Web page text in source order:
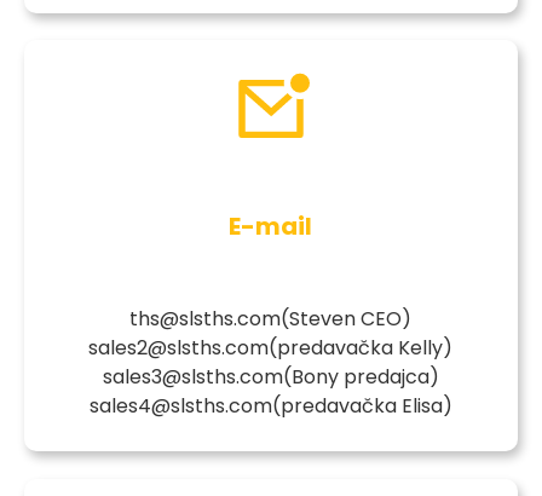
E-mail
ths@slsths.com(Steven CEO)
sales2@slsths.com(predavačka Kelly)
sales3@slsths.com(Bony predajca)
sales4@slsths.com(predavačka Elisa)